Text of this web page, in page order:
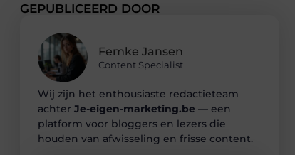
GEPUBLICEERD DOOR
Femke Jansen
Content Specialist
Wij zijn het enthousiaste redactieteam
achter Je-eigen-marketing.be — een
platform voor bloggers en lezers die
houden van afwisseling en frisse content.